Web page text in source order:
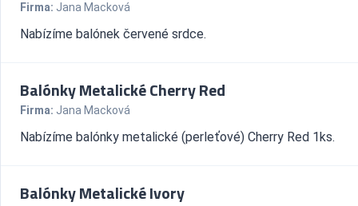
Firma: Jana Macková
Nabízíme balónek červené srdce.
Balónky Metalické Cherry Red
Firma: Jana Macková
Nabízíme balónky metalické (perleťové) Cherry Red 1ks.
Balónky Metalické Ivory